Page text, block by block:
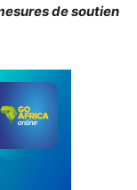
de soutien